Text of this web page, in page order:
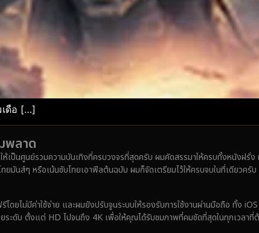
ดือ […]
พลาด
ป็นศูนย์รวมความบันเทิงที่ครบวงจรที่สุดครับ ผมคัดสรรมาให้ครบทั้งหนังฝรั่ง
มันส์ๆ หรือเน้นซับไทยเอาฟีลต้นฉบับ ผมก็จัดเตรียมไว้ให้ครบจบในที่เดียวครับ
ดยไม่มีค่าใช้จ่าย และผมยังปรับจูนระบบให้รองรับการใช้งานผ่านมือถือ ทั้ง
ระดับ ตั้งแต่ HD ไปจนถึง 4K เพื่อให้คุณได้รับชมภาพที่คมชัดที่สุดในทุกเวลาที่